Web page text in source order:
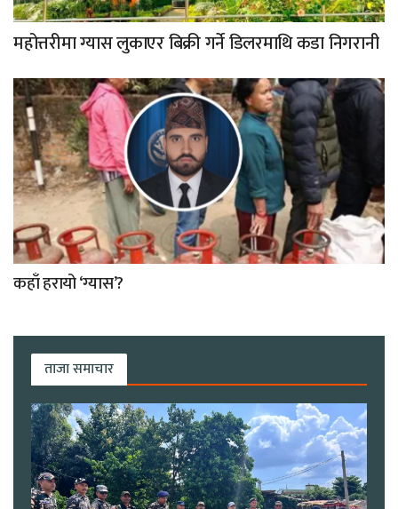
महोत्तरीमा ग्यास लुकाएर बिक्री गर्ने डिलरमाथि कडा निगरानी
कहाँ हरायो ‘ग्यास’?
ताजा समाचार